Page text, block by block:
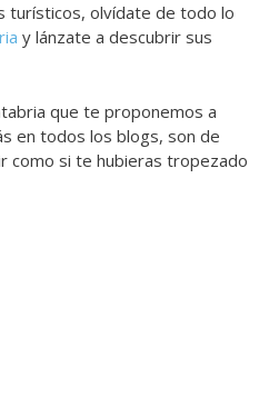
turísticos, olvídate de todo lo
y lánzate a descubrir sus
que te proponemos a
en todos los blogs, son de
como si te hubieras tropezado